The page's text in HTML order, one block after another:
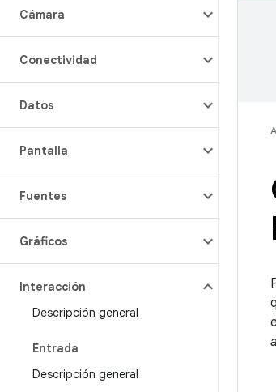
Cámara
Conectividad
Datos
Pantalla
Fuentes
Gráficos
Interacción
Descripción general
Entrada
Descripción general